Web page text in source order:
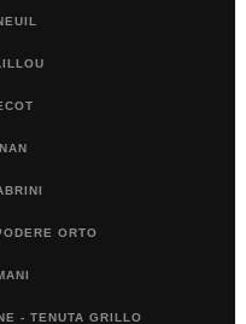
ORTO
- TENUTA GRILLO